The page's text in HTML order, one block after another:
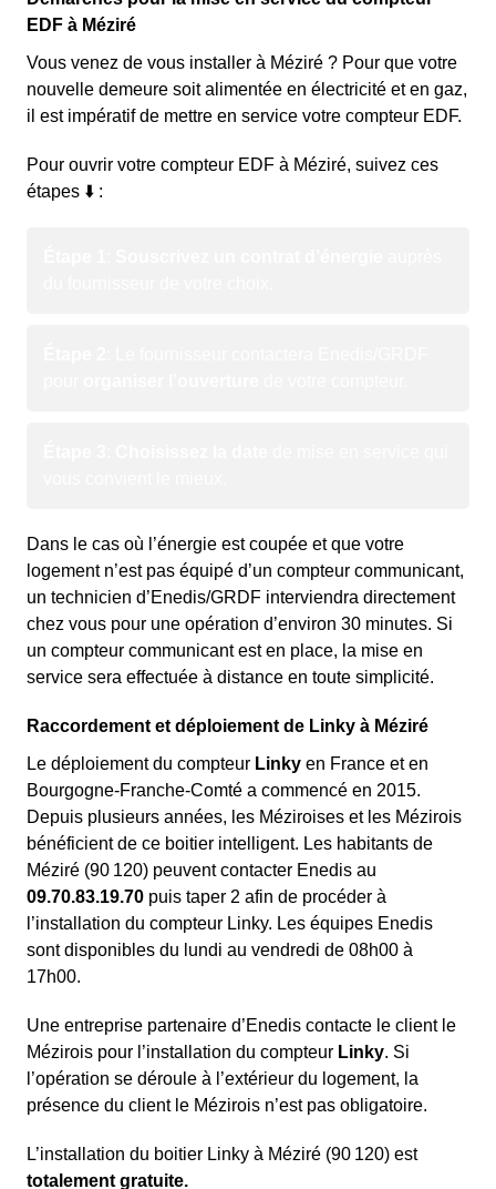
EDF à Méziré
Vous venez de vous installer à Méziré ? Pour que votre
nouvelle demeure soit alimentée en électricité et en gaz,
il est impératif de mettre en service votre compteur EDF.
Pour ouvrir votre compteur EDF à Méziré, suivez ces
étapes ⬇️ :
Dans le cas où l’énergie est coupée et que votre
logement n’est pas équipé d’un compteur communicant,
un technicien d’Enedis/GRDF interviendra directement
chez vous pour une opération d’environ 30 minutes. Si
un compteur communicant est en place, la mise en
service sera effectuée à distance en toute simplicité.
Raccordement et déploiement de Linky à Méziré
Le déploiement du compteur Linky en France et en
Bourgogne-Franche-Comté a commencé en 2015.
Depuis plusieurs années, les Méziroises et les Mézirois
bénéficient de ce boitier intelligent. Les habitants de
Méziré (90 120) peuvent contacter Enedis au
09.70.83.19.70 puis taper 2 afin de procéder à
l’installation du compteur Linky. Les équipes Enedis
sont disponibles du lundi au vendredi de 08h00 à
17h00.
Une entreprise partenaire d’Enedis contacte le client le
Mézirois pour l’installation du compteur Linky. Si
l’opération se déroule à l’extérieur du logement, la
présence du client le Mézirois n’est pas obligatoire.
L’installation du boitier Linky à Méziré (90 120) est
totalement gratuite.